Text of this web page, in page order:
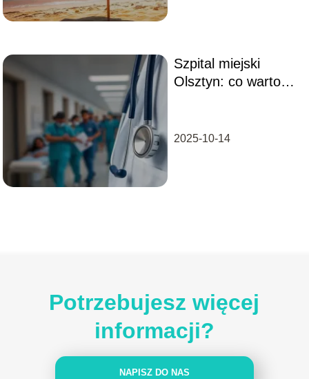
Szpital miejski
Olsztyn: co warto
2025-10-14
Potrzebujesz więcej
informacji?
NAPISZ DO NAS